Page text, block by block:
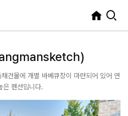
건물에 개별 바베큐장이 마련되어 있어 연
은 펜션입니다.